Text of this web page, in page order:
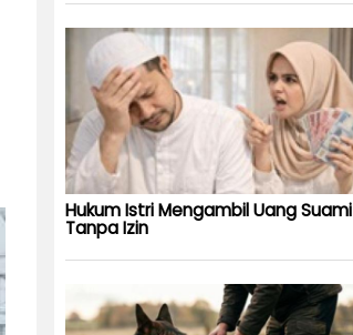
Hukum Istri Mengambil Uang Suami
Tanpa Izin